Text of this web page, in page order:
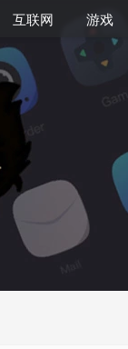
互联网 游戏